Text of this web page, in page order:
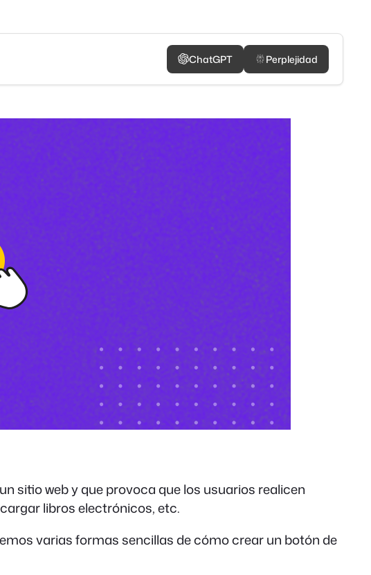
ChatGPT Perplejidad
sitio web y que provoca que los usuarios realicen
libros electrónicos, etc.
varias formas sencillas de cómo crear un botón de